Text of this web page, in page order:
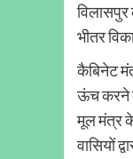
भीतर
कैबिनेट
ऊंच करने
मूल मंत्र के
वासियों